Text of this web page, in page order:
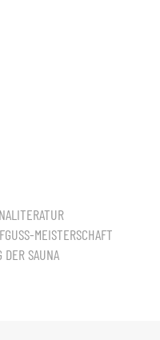
MEISTERSCHAFT
DER SAUNA